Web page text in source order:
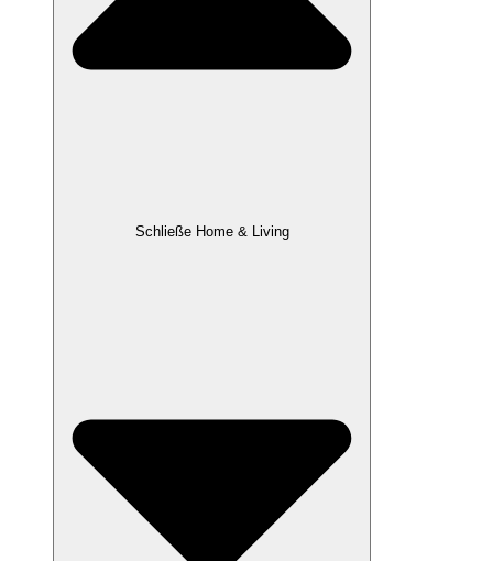
Schließe Home & Living